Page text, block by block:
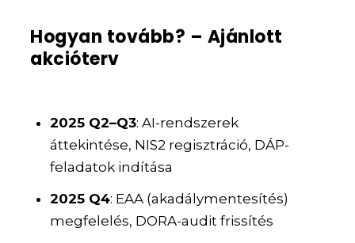
Hogyan tovább? – Ajánlott
akcióterv
2025 Q2–Q3: AI-rendszerek
áttekintése, NIS2 regisztráció, DÁP-
feladatok indítása
2025 Q4: EAA (akadálymentesítés)
megfelelés, DORA-audit frissítés